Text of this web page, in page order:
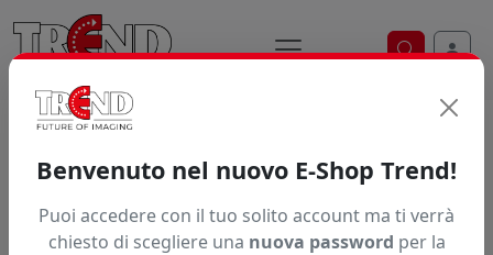
Ricerca
Benvenuto nel nuovo E-Shop Trend!
Puoi accedere con il tuo solito account ma ti verrà
chiesto di scegliere una nuova password per la